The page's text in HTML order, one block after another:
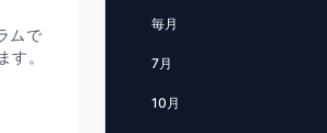
ムで
す。
毎月
7月
10月